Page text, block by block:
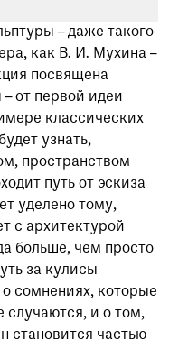
– даже такого
как В. И. Мухина –
посвящена
от первой идеи
классических
узнать,
пространством
путь от эскиза
уделено тому,
с архитектурой
больше, чем просто
за кулисы
сомнениях, которые
случаются, и о том,
становится частью